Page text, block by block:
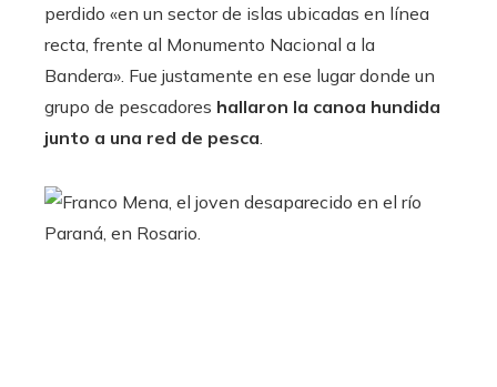
perdido «en un sector de islas ubicadas en línea
recta, frente al Monumento Nacional a la
Bandera». Fue justamente en ese lugar donde un
grupo de pescadores hallaron la canoa hundida
junto a una red de pesca